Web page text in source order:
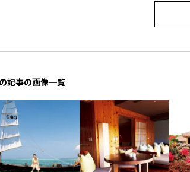
記事の画像一覧